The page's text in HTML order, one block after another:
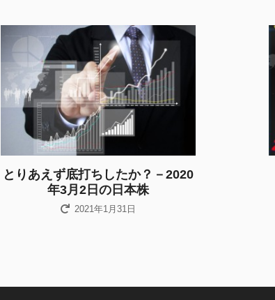
とりあえず底打ちしたか？－2020
年3月2日の日本株
2021年1月31日